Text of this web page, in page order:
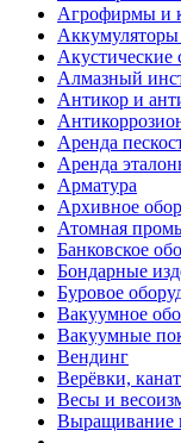
Агрофирмы и
Аккумуляторы
Акустические
Алмазный
Антикор и
Аренда
Аренда
Арматура
Архивное
Атомная
Банковское
Бондарные
Буровое
Вакуумное
Вакуумные
Вендинг
Верёвки,
Весы и
Выращивание